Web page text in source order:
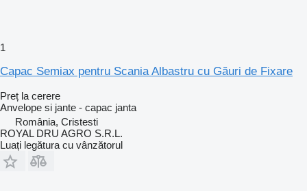
1
Capac Semiax pentru Scania Albastru cu Găuri de Fixare
Preț la cerere
Anvelope si jante - capac janta
România, Cristesti
ROYAL DRU AGRO S.R.L.
Luați legătura cu vânzătorul